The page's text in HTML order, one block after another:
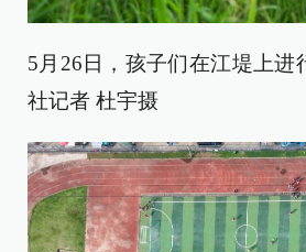
5月26日，孩子们在江堤上进
社记者 杜宇摄